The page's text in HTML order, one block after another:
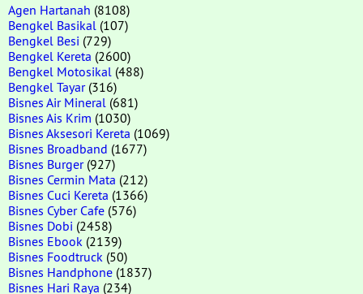
Agen Hartanah (8108)
Bengkel Basikal (107)
Bengkel Besi (729)
Bengkel Kereta (2600)
Bengkel Motosikal (488)
Bengkel Tayar(316)
Bisnes Air Mineral (681)
Bisnes Ais Krim (1030)
Bisnes Aksesori Kereta (1069)
Bisnes Broadband (1677)
Bisnes Burger(927)
Bisnes Cermin Mata (212)
Bisnes Cuci Kereta (1366)
Bisnes Cyber Cafe (576)
Bisnes Dobi (2458)
Bisnes Ebook (2139)
Bisnes Foodtruck (50)
Bisnes Handphone (1837)
Bisnes Hari Raya (234)